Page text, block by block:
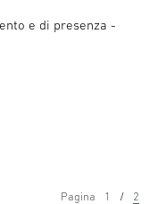
e di presenza -
Pagina 1 2